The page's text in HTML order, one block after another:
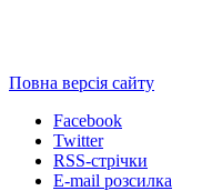
Повна версія сайту
Facebook
Twitter
RSS-стрічки
E-mail розсилка